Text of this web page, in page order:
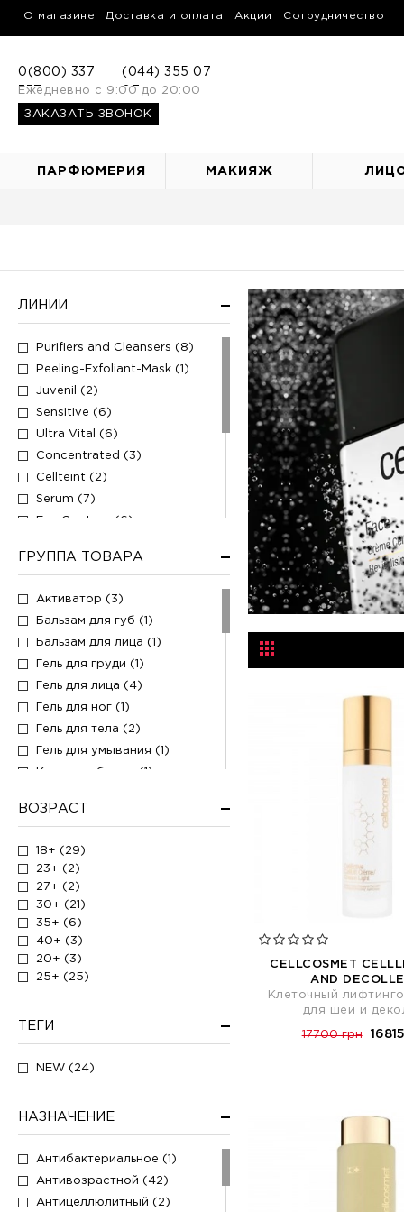
О магазине Доставка и оплата Акции Сотрудничество
0(800) 337
337
(044) 355 07
07
Ежедневно с 9:00 до 20:00
ЗАКАЗАТЬ ЗВОНОК
ПАРФЮМЕРИЯ МАКИЯЖ
ЛИНИИ
Purifiers and Cleansers (8)
Peeling-Exfoliant-Mask (1)
Juvenil (2)
Sensitive (6)
Ultra Vital (6)
Concentrated (3)
Cellteint (2)
Serum (7)
Eye Contour (6)
Anticellulite Program (2)
Cellmen (16)
Cellcosmet and Cellmen
Wellness Range (5)
Cellcosmet Set (7)
ГРУППА ТОВАРА
Активатор (3)
Бальзам для губ (1)
Бальзам для лица (1)
Гель для груди (1)
Гель для лица (4)
Гель для ног (1)
Гель для тела (2)
Гель для умывания (1)
Крем для бюста (1)
Крем для лица (32)
Крем для рук (3)
Крем для тела (7)
Крем для умывания (3)
Крем для шеи и декольте (1)
Крем лифтинг (3)
Крем от пигментации (1)
(1)
Маска для лица (9)
Маска для шеи и декольте (1)
Набор (10)
Осветляющий крем (1)
Отшелушивающий крем (3)
Пена для бритья (3)
ВОЗРАСТ
18+ (29)
23+ (2)
27+ (2)
30+ (21)
35+ (6)
40+ (3)
20+ (3)
25+ (25)
ТЕГИ
NEW (24)
НАЗНАЧЕНИЕ
Антибактериальное (1)
Антивозрастной (42)
Антицеллюлитный (2)
CELLCOSMET
AND
Клеточный
для шеи и
17700 грн